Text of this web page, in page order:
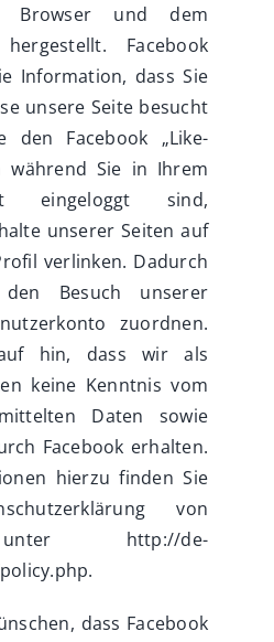
Browser und dem
hergestellt. Facebook
Information, dass Sie
unsere Seite besucht
den Facebook „Like-
während Sie in Ihrem
eingeloggt sind,
unserer Seiten auf
verlinken. Dadurch
Besuch unserer
zuordnen.
hin, dass wir als
keine Kenntnis vom
Daten sowie
Facebook erhalten.
hierzu finden Sie
von
unter http://de-
dass Facebook